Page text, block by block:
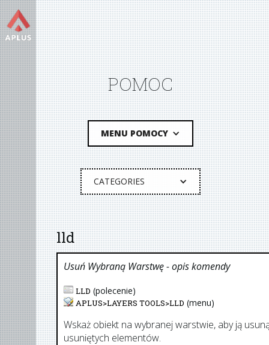
POMOC
MENU POMOCY
CATEGORIES
lld
Usuń Wybraną Warstwę- opis komendy
LLD (polecenie)
APLUS>LAYERS TOOLS>LLD (menu)
Wskaż obiekt na wybranej warstwie, aby ją
usuniętych elementów.